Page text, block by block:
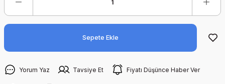
Sepete Ekle
Yorum Yaz Tavsiye Et Fiyatı Düşünce Haber Ver